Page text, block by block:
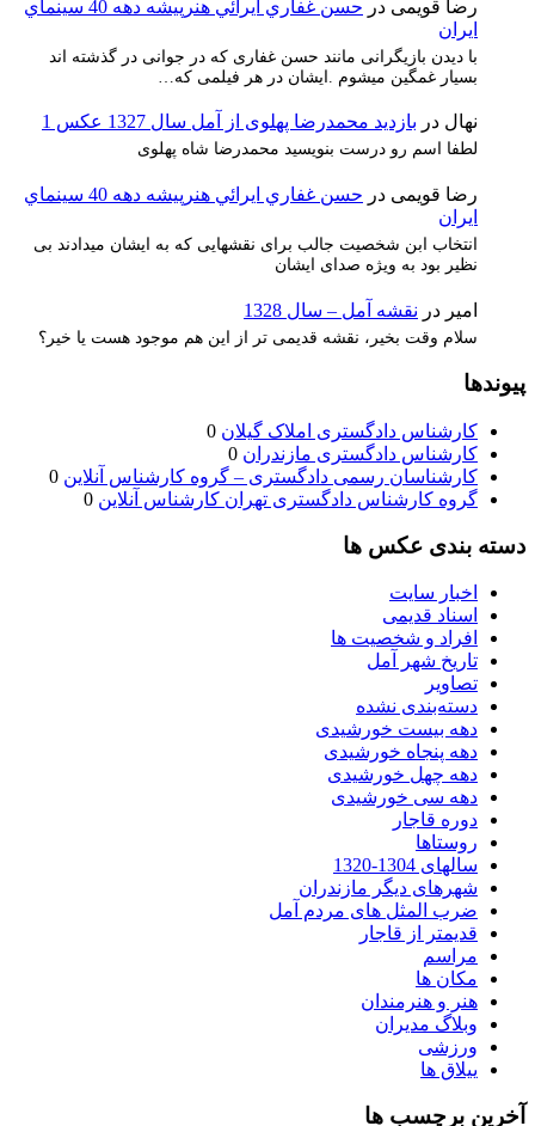
رضا قویمی در
حسن غفاري ايرائي هنرپيشه دهه 40 سينماي
ايران
با دیدن بازیگرانی مانند حسن غفاری که در جوانی در گذشته اند
بسیار غمگین میشوم .ایشان در هر فیلمی که…
نهال در بازدید محمدرضا پهلوی از آمل سال 1327 عکس 1
لطفا اسم رو درست بنویسید محمدرضا شاه پهلوی
رضا قویمی در
حسن غفاري ايرائي هنرپيشه دهه 40 سينماي
ايران
انتخاب ابن شخصیت جالب برای نقشهایی که به ایشان میدادند بی
نظیر بود به ویژه صدای ایشان
امیر در نقشه آمل – سال 1328
سلام وقت بخیر، نقشه قدیمی تر از این هم موجود هست یا خیر؟
پیوندها
کارشناس دادگستری املاک گیلان
کارشناس دادگستری مازندران
کارشناسان رسمی دادگستری – گروه کارشناس آنلاین
گروه کارشناس دادگستری تهران کارشناس آنلاین
دسته بندی عکس ها
اخبار سایت
اسناد قدیمی
افراد و شخصیت ها
تاریخ شهر آمل
تصاویر
دسته‌بندی نشده
دهه بیست خورشیدی
دهه پنجاه خورشیدی
دهه چهل خورشیدی
دهه سی خورشیدی
دوره قاجار
روستاها
سالهای 1304-1320
شهرهای دیگر مازندران
ضرب المثل های مردم آمل
قدیمتر از قاجار
مراسم
مکان ها
هنر و هنرمندان
وبلاگ مدیران
ورزشی
ییلاق ها
آخرین برچسب ها